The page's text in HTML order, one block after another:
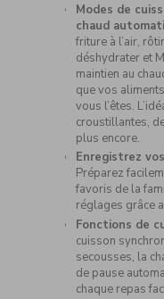
Modes de
chaud
friture à l’air,
déshydrater et
maintien au
que vos
vous l’êtes.
croustillantes,
plus encore.
Enregistrez
Préparez
favoris de la
réglages grâce
Fonctions de
cuisson
secousses, la
de pause
chaque repas